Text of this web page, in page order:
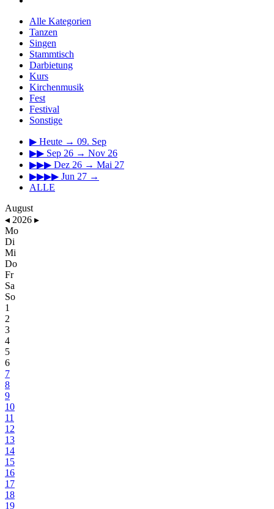
Alle Kategorien
Tanzen
Singen
Stammtisch
Darbietung
Kurs
Kirchenmusik
Fest
Festival
Sonstige
▶ Heute → 09. Sep
▶▶ Sep 26 → Nov 26
▶▶▶ Dez 26 → Mai 27
▶▶▶▶ Jun 27 →
ALLE
August
◂ 2026 ▸
Mo
Di
Mi
Do
Fr
Sa
So
1
2
3
4
5
6
7
8
9
10
11
12
13
14
15
16
17
18
19